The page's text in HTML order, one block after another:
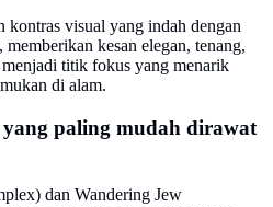
kontras visual yang indah dengan
kesan elegan, tenang,
titik fokus yang menarik
di alam.
paling mudah dirawat
dan Wandering Jew